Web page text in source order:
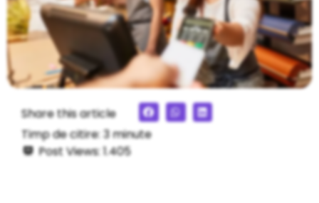
Share this article
Timp de citire: 3minute
Post Views: 1.405